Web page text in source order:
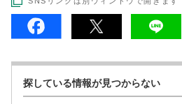
探している情報が見つからない